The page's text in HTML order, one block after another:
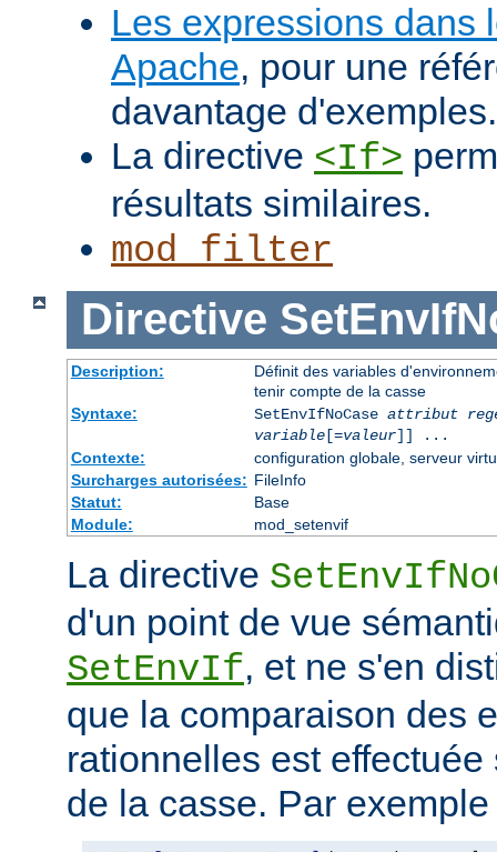
Les expressions dans
Apache, pour une
davantage d'exemples.
La directive <If>
résultats similaires.
mod_filter
Directive
Description:
Définit des variables
tenir compte de la casse
Syntaxe:
SetEnvIfNoCase attribut
variable[=valeur]] ...
Contexte:
configuration globale, serveur
Surcharges autorisées: FileInfo
Statut:
Base
Module:
mod_setenvif
La directive
d'un point de vue
SetEnvIf, et ne s'en
que la comparaison des
rationnelles est
de la casse. Par exemple